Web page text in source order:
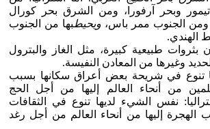
وبحر آرفورا، ومن الشرق بحر كورال
ومن الجنوب ممر باس، ويحيطبها من الجنوب
الهندي.
بثروات طبيعية كبيرة، مثل الغاز والبترول
وغيرها من المعادن النفيسة.
تنوع في شريحة بعض أعراق سكانها بسبب
من أنحاء العالم إليها من أجل الحج
نفس الشيء لديها تنوع في الثقافات
الهجرة إليها من أنحاء العالم من أجل رغد